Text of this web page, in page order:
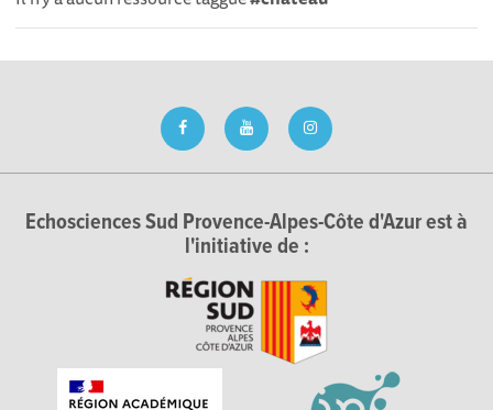
Echosciences Sud Provence-Alpes-Côte d'Azur est à
l'initiative de :